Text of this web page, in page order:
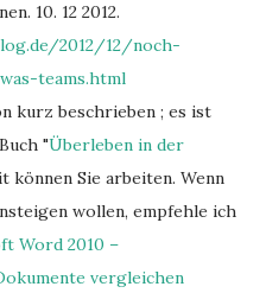
10. 12 2012.
2012/12/noch-
teams.html
kurz beschrieben ; es ist
"Überleben in der
können Sie arbeiten. Wenn
wollen, empfehle ich
Word 2010 –
vergleichen